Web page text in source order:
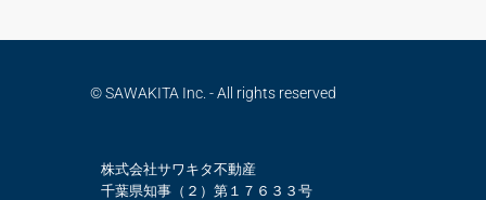
© SAWAKITA Inc. - All rights reserved
株式会社サワキタ不動産
千葉県知事（２）第１７６３３号